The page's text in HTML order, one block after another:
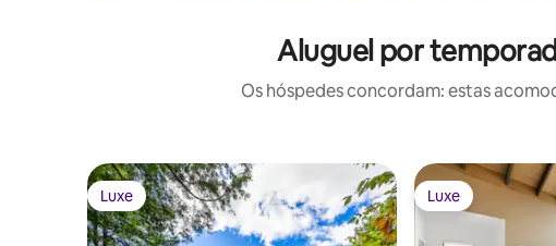
Aluguel por
Os hóspedes concordam: estas
Luxe
Luxe Luxe
Luxe